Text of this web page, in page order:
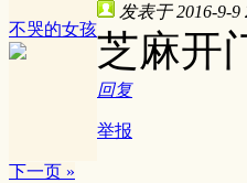
不哭的女孩
发表于 2016-9-9
芝麻开
回复
举报
下一页 »